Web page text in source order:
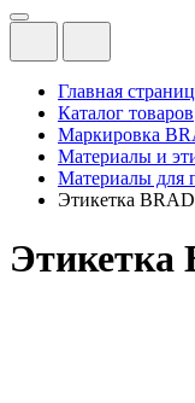
Главная
Каталог товаров
Маркировка
Материалы и
Материалы для
Этикетка
Этикетка